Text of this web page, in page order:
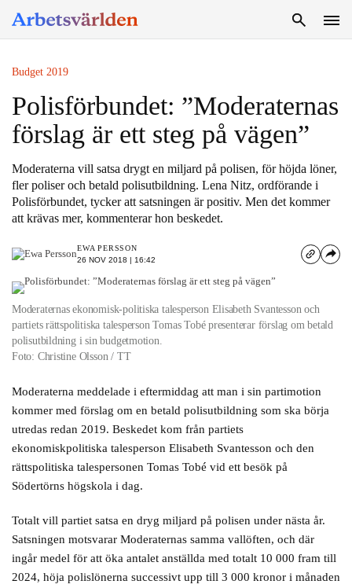
Budget 2019
Polisförbundet: ”Moderaternas
förslag är ett steg på vägen”
Moderaterna vill satsa drygt en miljard på polisen, för höjda löner,
fler poliser och betald polisutbildning. Lena Nitz, ordförande i
Polisförbundet, tycker att satsningen är positiv. Men det kommer
att krävas mer, kommenterar hon beskedet.
EWA PERSSON
26 NOV 2018 | 16:42
Moderaternas ekonomisk-politiska talesperson Elisabeth Svantesson och
partiets rättspolitiska talesperson Tomas Tobé presenterar förslag om betald
polisutbildning i sin budgetmotion.
Foto: Christine Olsson / TT
Moderaterna meddelade i eftermiddag att man i sin partimotion
kommer med förslag om en betald polisutbildning som ska börja
utredas redan 2019. Beskedet kom från partiets
ekonomiskpolitiska talesperson Elisabeth Svantesson och den
rättspolitiska talespersonen Tomas Tobé vid ett besök på
Södertörns högskola i dag.
Totalt vill partiet satsa en dryg miljard på polisen under nästa år.
Satsningen motsvarar Moderaternas samma vallöften, och där
ingår medel för att öka antalet anställda med totalt 10 000 fram till
2024, höja polislönerna successivt upp till 3 000 kronor i månaden